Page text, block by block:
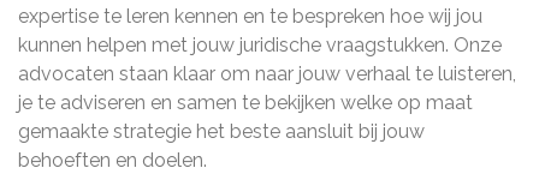
expertise te leren kennen en te bespreken hoe wij jou
kunnen helpen met jouw juridische vraagstukken. Onze
advocaten staan klaar om naar jouw verhaal te luisteren,
je te adviseren en samen te bekijken welke op maat
gemaakte strategie het beste aansluit bij jouw
behoeften en doelen.